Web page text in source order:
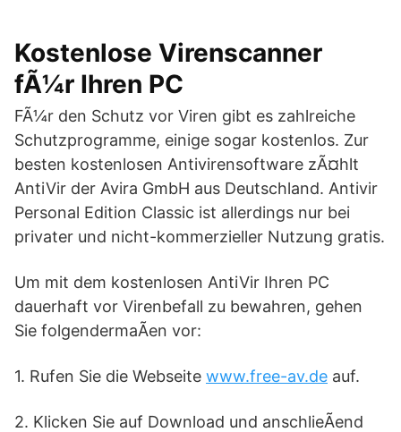
Kostenlose Virenscanner
fÃ¼r Ihren PC
FÃ¼r den Schutz vor Viren gibt es zahlreiche
Schutzprogramme, einige sogar kostenlos. Zur
besten kostenlosen Antivirensoftware zÃ¤hlt
AntiVir der Avira GmbH aus Deutschland. Antivir
Personal Edition Classic ist allerdings nur bei
privater und nicht-kommerzieller Nutzung gratis.
Um mit dem kostenlosen AntiVir Ihren PC
dauerhaft vor Virenbefall zu bewahren, gehen
Sie folgendermaÃen vor:
1. Rufen Sie die Webseite www.free-av.de auf.
2. Klicken Sie auf Download und anschlieÃend